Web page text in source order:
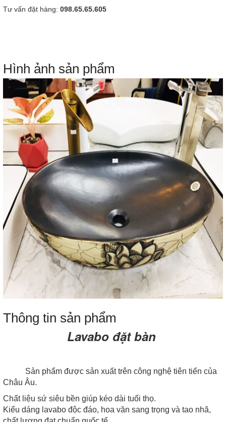
Tư vấn đặt hàng: 098.65.65.605
Hình ảnh sản phẩm
Thông tin sản phẩm
Lavabo đặt bàn
Sản phẩm được sản xuất trên công nghệ tiên tiến của
Châu Âu.
Chất liệu sứ siêu bền giúp kéo dài tuổi thọ.
Kiểu dáng lavabo độc đáo, hoa văn sang trọng và tao nhã,